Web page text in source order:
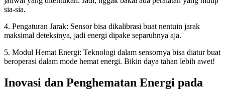
sia-sia.
4. Pengaturan Jarak: Sensor bisa dikalibrasi buat nentuin jarak
maksimal deteksinya, jadi energi dipake separuhnya aja.
5. Modul Hemat Energi: Teknologi dalam sensornya bisa diatur buat
beroperasi dalam mode hemat energi. Bikin daya tahan lebih awet!
Inovasi dan Penghematan Energi pada